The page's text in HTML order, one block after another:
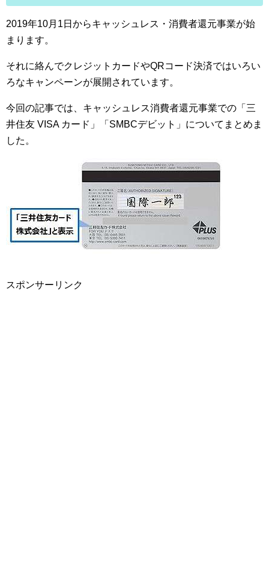
2019年10月1日からキャッシュレス・消費者還元事業が始
まります。
それに絡んでクレジットカードやQRコード決済ではいろい
ろなキャンペーンが展開されています。
今回の記事では、キャッシュレス消費者還元事業での「三
井住友 VISA カード」「SMBCデビット」についてまとめま
した。
スポンサーリンク